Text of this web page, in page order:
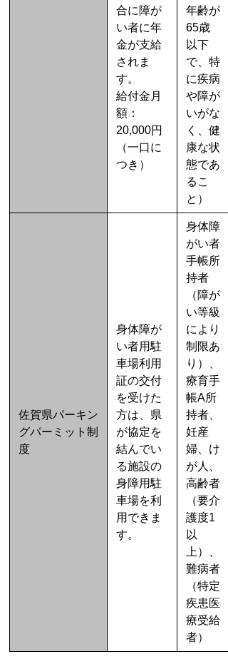
合に障が
い者に年
金が支給
されま
す。
給付金月
額：
20,000円
（一口に
つき）
年齢が
65歳
以下
で、特
に疾病
や障が
いがな
く、健
康な状
態であ
るこ
と）
佐賀県パーキン
グパーミット制
度
身体障が
い者用駐
車場利用
証の交付
を受けた
方は、県
が協定を
結んでい
る施設の
身障用駐
車場を利
用できま
す。
身体障
がい者
手帳所
持者
（障が
い等級
により
制限あ
り）、
療育手
帳A所
持者、
妊産
婦、け
が人、
高齢者
（要介
護度1
以
上）、
難病者
（特定
疾患医
療受給
者）